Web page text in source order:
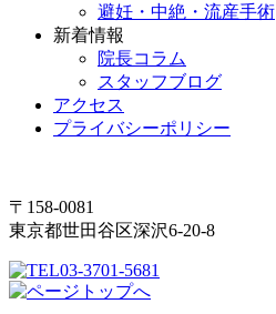
避妊・中絶・流産手術
新着情報
院長コラム
スタッフブログ
アクセス
プライバシーポリシー
〒158-0081
東京都世田谷区深沢6-20-8
03-3701-5681